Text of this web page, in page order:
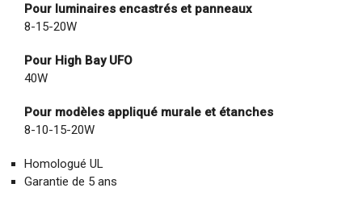
Pour luminaires encastrés et panneaux
8-15-20W
Pour High Bay UFO
40W
Pour modèles appliqué murale et étanches
8-10-15-20W
Homologué UL
Garantie de 5 ans